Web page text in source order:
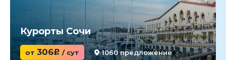
Курорты Сочи
от 306c / сут 1060 предложение